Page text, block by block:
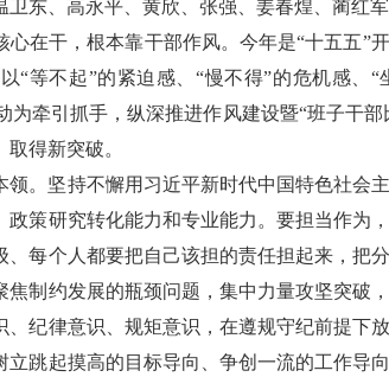
东、高永平、黄欣、张强、姜春煌、蔺红
在干，根本靠干部作风。今年是“十五五”
“等不起”的紧迫感、“慢不得”的危机感、
为牵引抓手，纵深推进作风建设暨“班子干
得新突破。
。坚持不懈用习近平新时代中国特色社会
策研究转化能力和专业能力。要担当作为
每个人都要把自己该担的责任担起来，把
制约发展的瓶颈问题，集中力量攻坚突破
纪律意识、规矩意识，在遵规守纪前提下
立跳起摸高的目标导向、争创一流的工作导